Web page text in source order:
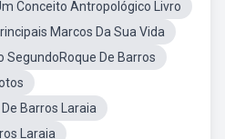
Conceito Antropológico Livro
Marcos Da Sua Vida
SegundoRoque De Barros
Barros Laraia
Laraia